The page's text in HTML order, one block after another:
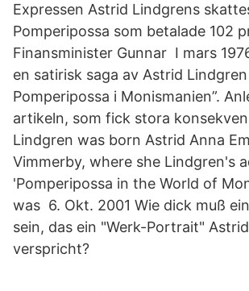
Expressen Astrid Lindgrens
Pomperipossa som betalade 102
Finansminister Gunnar I mars
en satirisk saga av Astrid
Pomperipossa i Monismanien”.
artikeln, som fick stora
Lindgren was born Astrid Anna
Vimmerby, where she Lindgren's
'Pomperipossa in the World of
was 6. Okt. 2001 Wie dick muß
sein, das ein "Werk-Portrait"
verspricht?